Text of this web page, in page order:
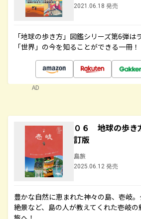
2021.06.18 発売
「地球の歩き方」図鑑シリーズ第6弾は
「世界」の今を知ることができる一冊！
AD
０６ 地球の歩
訂版
島旅
2025.06.12 発売
豊かな自然に恵まれた神々の島、壱岐
絶景など、島の人が教えてくれた壱岐